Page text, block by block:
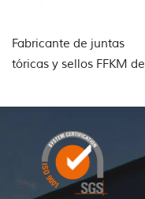
Fabricante de juntas
tóricas y sellos FFKM de
China